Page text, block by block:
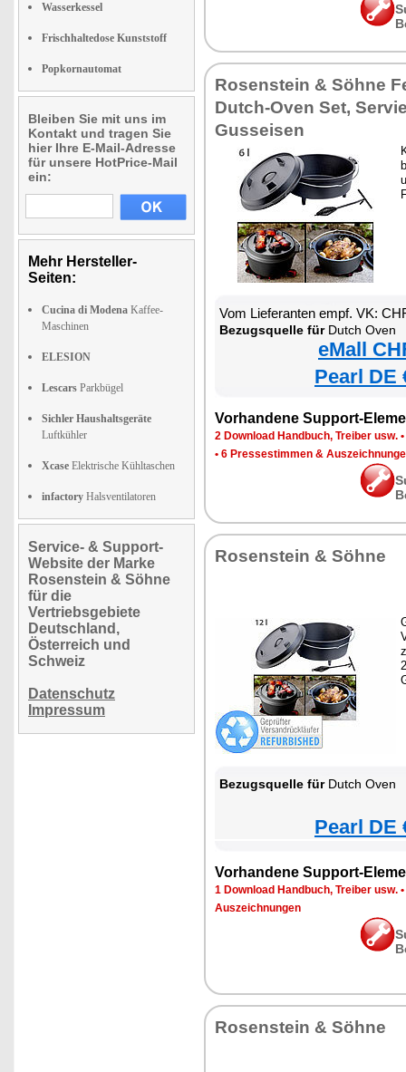
Wasserkessel
Frischhaltedose Kunststoff
Popkornautomat
Bleiben Sie mit uns im
Kontakt und tragen Sie
hier Ihre E-Mail-Adresse
für unsere HotPrice-Mail
ein:
Mehr Hersteller-
Seiten:
Cucina di Modena Kaffee-
Maschinen
ELESION
Lescars Parkbügel
Sichler Haushaltsgeräte
Luftkühler
Xcase Elektrische Kühltaschen
infactory Halsventilatoren
Service- & Support-
Website der Marke
Rosenstein & Söhne
für die
Vertriebsgebiete
Deutschland,
Österreich und
Schweiz
Datenschutz
Impressum
Rosenstein & Söhne
Dutch-Oven Set,
Gusseisen
Vom Lieferanten empf. VK:
Bezugsquelle fürDutch Oven
eMall
Pearl DE
Vorhandene Support-
2 Download Handbuch, Treiber usw. •
• 6 Pressestimmen &
Rosenstein & Söhne
Bezugsquelle fürDutch Oven
Pearl DE
Vorhandene Support-
1 Download Handbuch, Treiber usw. •
Auszeichnungen
Rosenstein & Söhne